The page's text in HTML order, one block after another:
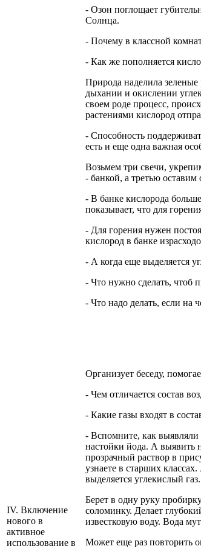
- Озон поглощает
Солнца.
- Почему в классной
- Как же пополняется
Природа наделила
дыхании и окислении
своем роде процесс,
растениями кислород
- Способность
есть и еще одна важная
Возьмем три свечи,
- банкой, а третью
- В банке кислорода
показывает, что для
- Для горения нужен
кислород в банке
- А когда еще выделяется
- Что нужно сделать, чтоб
- Что надо делать, если на
IV. Включение
нового в
активное
использование в
Организует беседу,
- Чем отличается состав
- Какие газы входят в
- Вспомните, как
настойки йода. А выявить
прозрачный раствор в
узнаете в старших
выделяется углекислый газ.
Берет в одну руку
соломинку. Делает
известковую воду. Вода
Может еще раз повторить